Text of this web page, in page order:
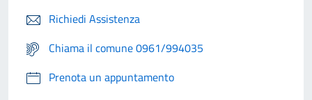
Richiedi Assistenza
Chiama il comune 0961/994035
Prenota un appuntamento